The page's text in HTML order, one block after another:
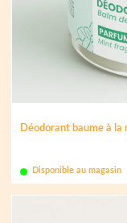
Déodorant baume à la
Disponible au magasin